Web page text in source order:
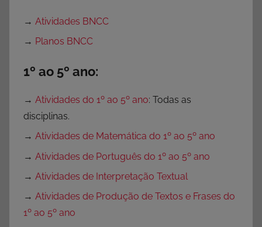
→ Atividades BNCC
→ Planos BNCC
1º ao 5º ano:
→ Atividades do 1º ao 5º ano: Todas as
disciplinas.
→ Atividades de Matemática do 1º ao 5º ano
→ Atividades de Português do 1º ao 5º ano
→ Atividades de Interpretação Textual
→ Atividades de Produção de Textos e Frases do
1º ao 5º ano